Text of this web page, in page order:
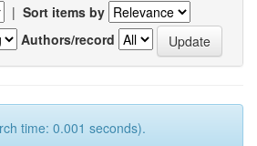
| Sort items by
Authors/record
time: 0.001 seconds).